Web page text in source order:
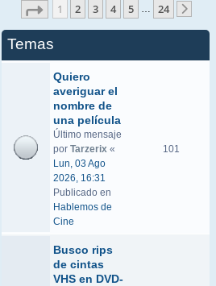
Página de 24
1 2 3 4 5 … 24
Temas
Quiero
averiguar el
nombre de
una película
Último mensaje
por Tarzerix «
Lun, 03 Ago
2026, 16:31
Publicado en
Hablemos de
Cine
101
Busco rips
de cintas
VHS en DVD-